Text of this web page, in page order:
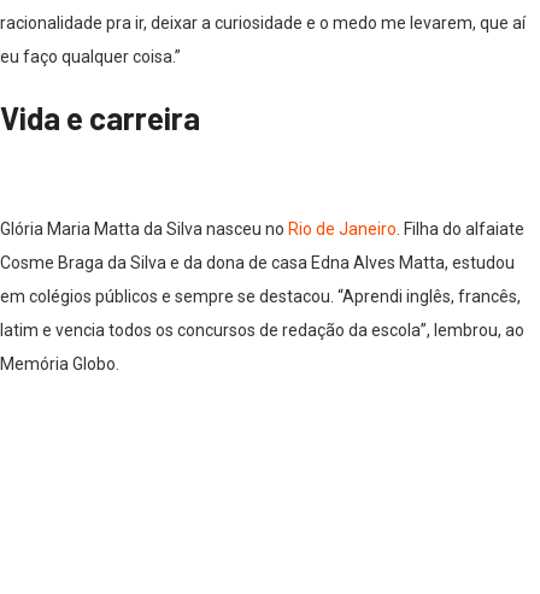
racionalidade pra ir, deixar a curiosidade e o medo me levarem, que aí
eu faço qualquer coisa.”
Vida e carreira
Glória Maria Matta da Silva nasceu no Rio de Janeiro . Filha do alfaiate
Cosme Braga da Silva e da dona de casa Edna Alves Matta, estudou
em colégios públicos e sempre se destacou. “Aprendi inglês, francês,
latim e vencia todos os concursos de redação da escola”, lembrou, ao
Memória Globo.